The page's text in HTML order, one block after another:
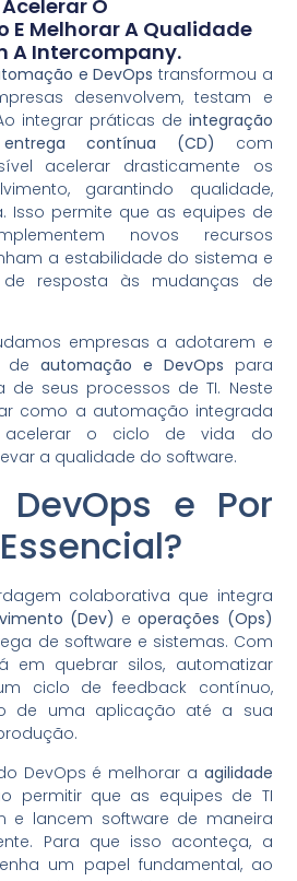
O
E Melhorar A Qualidade
A Intercompany.
e DevOps transformou a
desenvolvem, testam e
integrar práticas de integração
entrega contínua (CD) com
acelerar drasticamente os
garantindo qualidade,
Isso permite que as equipes de
novos recursos
a estabilidade do sistema e
resposta às mudanças de
empresas a adotarem e
de automação e DevOps para
de seus processos de TI. Neste
como a automação integrada
acelerar o ciclo de vida do
a qualidade do software.
e Por
colaborativa que integra
(Dev) eoperações (Ops)
de software e sistemas. Com
em quebrar silos, automatizar
ciclo de feedback contínuo,
de uma aplicação até a sua
DevOps é melhorar a agilidade
permitir que as equipes de TI
e lancem software de maneira
Para que isso aconteça, a
um papel fundamental, ao